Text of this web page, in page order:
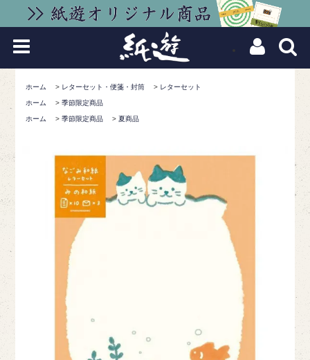
ホーム > レターセット・便箋・封筒 > レターセット
ホーム >季節限定商品
ホーム >季節限定商品 >夏商品